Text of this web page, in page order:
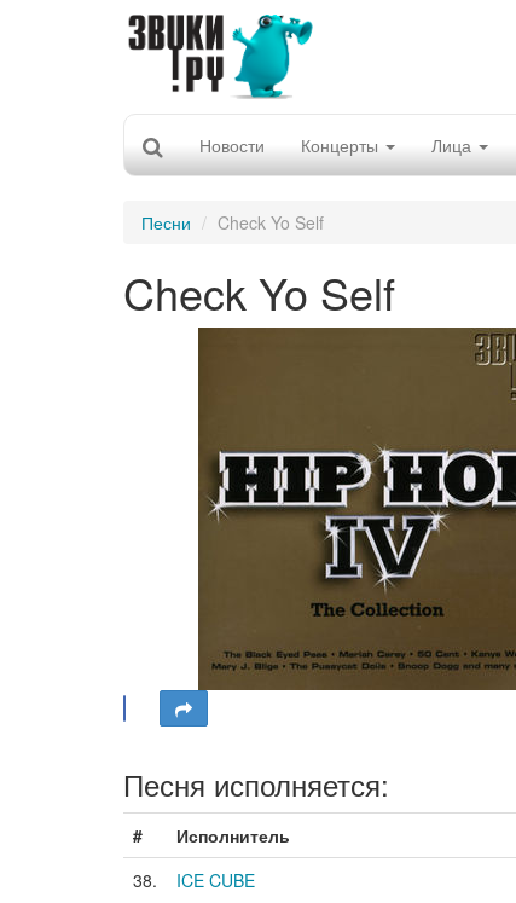
Новости Концерты Лица
Песни Check Yo Self
Check Yo Self
Песня исполняется:
# Исполнитель
38.
ICE CUBE